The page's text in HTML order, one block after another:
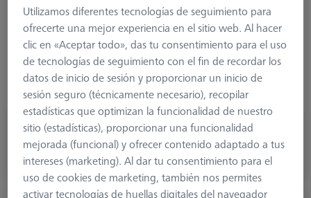
Stylus Tip
Sphere
Shaft Material
Tung. Carb.
Connection Type
M5x12,5
Measuring Length
16,5 mm
Ø Shaft (DS)
2,0 mm
Stylus Type
Straight
46,30 €
más el IVA
Disponible
Utilizamos diferentes tecnologías de seguimiento para
ofrecerte una mejor experiencia en el sitio web. Al hacer
clic en «Aceptar todo», das tu consentimiento para el uso
de tecnologías de seguimiento con el fin de recordar los
datos de inicio de sesión y proporcionar un inicio de
sesión seguro (técnicamente necesario), recopilar
estadísticas que optimizan la funcionalidad de nuestro
sitio (estadísticas), proporcionar una funcionalidad
mejorada (funcional) y ofrecer contenido adaptado a tus
intereses (marketing). Al dar tu consentimiento para el
uso de cookies de marketing, también nos permites
activar tecnologías de huellas digitales del navegador